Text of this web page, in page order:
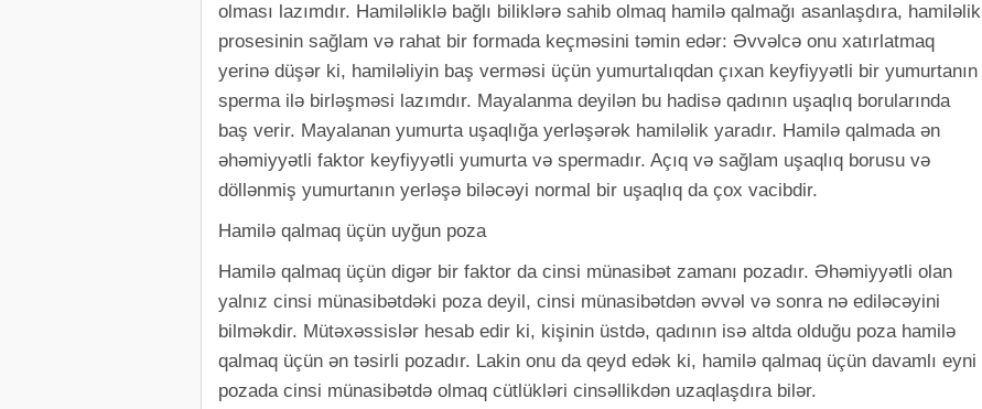
olması lazımdır. Hamiləliklə bağlı biliklərə sahib olmaq hamilə qalmağı asanlaşdıra, hamiləlik
prosesinin sağlam və rahat bir formada keçməsini təmin edər: Əvvəlcə onu xatırlatmaq
yerinə düşər ki, hamiləliyin baş verməsi üçün yumurtalıqdan çıxan keyfiyyətli bir yumurtanın
sperma ilə birləşməsi lazımdır. Mayalanma deyilən bu hadisə qadının uşaqlıq borularında
baş verir. Mayalanan yumurta uşaqlığa yerləşərək hamiləlik yaradır. Hamilə qalmada ən
əhəmiyyətli faktor keyfiyyətli yumurta və spermadır. Açıq və sağlam uşaqlıq borusu və
döllənmiş yumurtanın yerləşə biləcəyi normal bir uşaqlıq da çox vacibdir.
Hamilə qalmaq üçün uyğun poza
Hamilə qalmaq üçün digər bir faktor da cinsi münasibət zamanı pozadır. Əhəmiyyətli olan
yalnız cinsi münasibətdəki poza deyil, cinsi münasibətdən əvvəl və sonra nə ediləcəyini
bilməkdir. Mütəxəssislər hesab edir ki, kişinin üstdə, qadının isə altda olduğu poza hamilə
qalmaq üçün ən təsirli pozadır. Lakin onu da qeyd edək ki, hamilə qalmaq üçün davamlı eyni
pozada cinsi münasibətdə olmaq cütlükləri cinsəllikdən uzaqlaşdıra bilər.